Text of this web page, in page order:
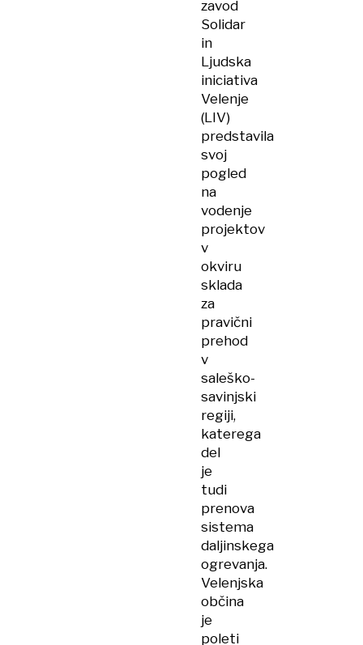
zavod
Solidar
in
Ljudska
iniciativa
Velenje
(LIV)
predstavila
svoj
pogled
na
vodenje
projektov
v
okviru
sklada
za
pravični
prehod
v
saleško-
savinjski
regiji,
katerega
del
je
tudi
prenova
sistema
daljinskega
ogrevanja.
Velenjska
občina
je
poleti